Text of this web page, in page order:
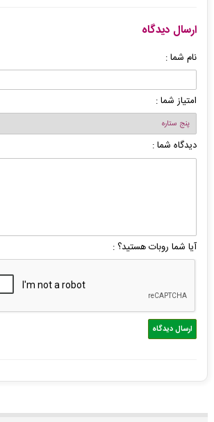
ارسال دیدگاه
نام شما :
امتیاز شما :
دیدگاه شما :
آیا شما روبات هستید؟ :